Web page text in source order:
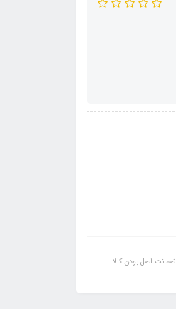
ضمانت اصل بودن کالا